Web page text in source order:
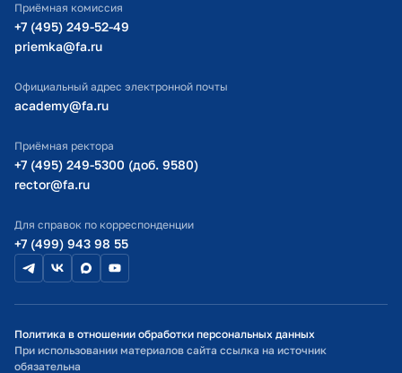
Министерство просвещения РФ
Министерство науки и высшего образования РФ
Приёмная комиссия
+7 (495) 249-52-49
priemka@fa.ru
Официальный адрес электронной почты
academy@fa.ru
Приёмная ректора
+7 (495) 249-5300 (доб. 9580)
rector@fa.ru
Для справок по корреспонденции
+7 (499) 943 98 55
Политика в отношении обработки персональных данных
При использовании материалов сайта ссылка на источник
обязательна